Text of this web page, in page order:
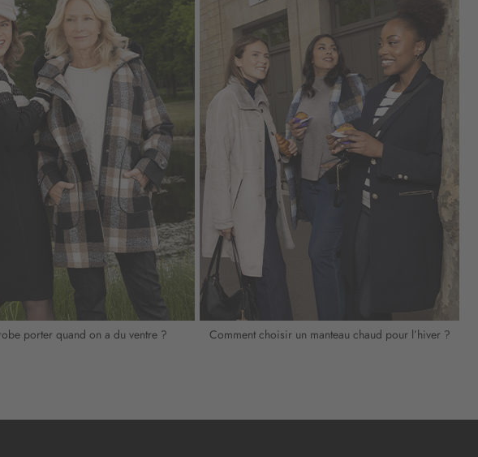
porter quand on a du ventre ? Comment choisir un manteau chaud pour l’hiver ?